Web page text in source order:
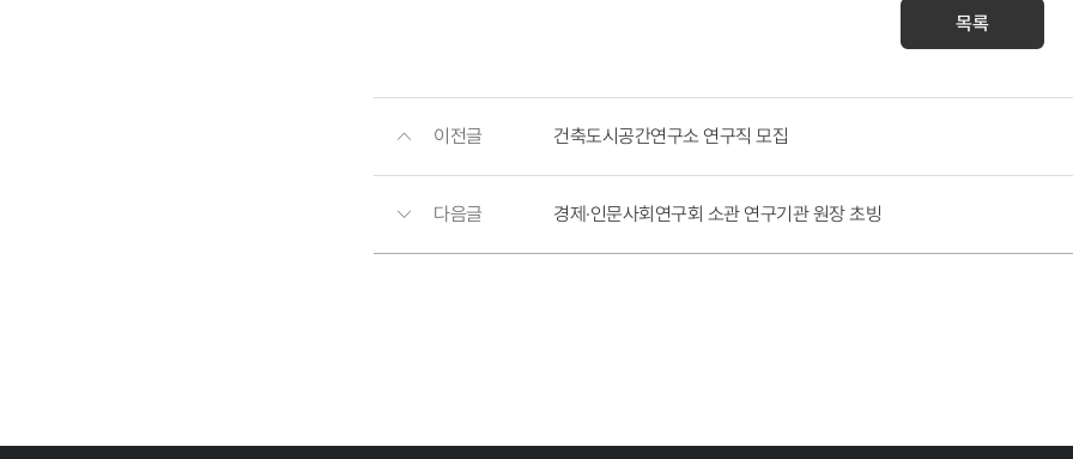
목록
이전글 건축도시공간연구소 연구직 모집
다음글 경제·인문사회연구회 소관 연구기관 원장 초빙